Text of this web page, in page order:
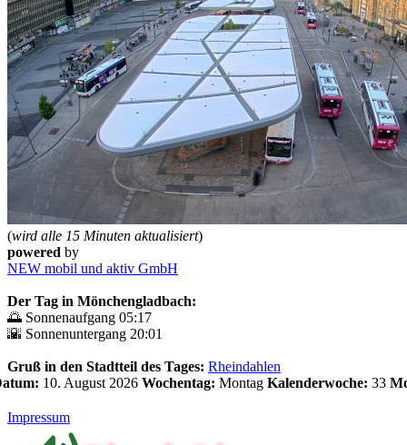
(wird alle 15 Minuten aktualisiert)
powered by
NEW mobil und aktiv GmbH
Der Tag in Mönchengladbach:
🌅 Sonnenaufgang 05:17
🌇 Sonnenuntergang 20:01
Gruß in den Stadtteil des Tages: Rheindahlen
10. August 2026 Wochentag: Montag Kalenderwoche: 33
Impressum